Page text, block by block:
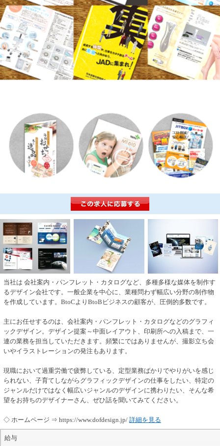
当社は 会社案内・パンフレット・カタログなど、多種多様な媒体を制作す
るデザイン会社です。一般企業を中心に、業種問わず幅広い分野の制作物
を作成しています。BtoCよりBtoBビジネスの顧客が、圧倒的多数です。
主にお任せするのは、会社案内・パンフレット・カタログなどのグラフィ
ックデザイン。デザイン提案～中面レイアウト、印刷所への入稿まで、一
連の業務を担当していただきます。頻繁にではありませんが、撮影立ち会
いやイラストレーションの発注もあります。
現職において過重労働で疲弊している、定型業務ばかりでやりがいを感じ
られない、子育てしながらグラフィックデザインの仕事をしたい、特定の
ジャンルだけではなく幅広いジャンルのデザインに携わりたい、そんな希
望をお持ちのデザイナーさん、ぜひ話を聞いてみてください。
◇ ホームページ ⇒ https://www.dofdesign.jp/ 詳細を見る
給与